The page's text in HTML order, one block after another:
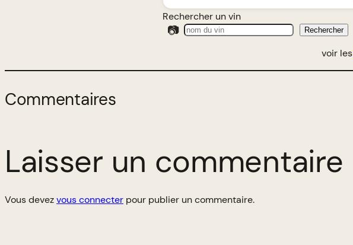
Rechercher un vin
📷 Rechercher
voir les
Commentaires
Laisser un commentaire
Vous devezvous connecter pour publier un commentaire.